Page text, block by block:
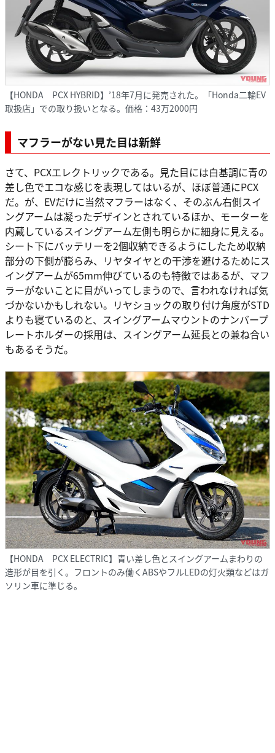
【HONDA PCX HYBRID】’18年7月に発売された。「Honda二輪EV
取扱店」での取り扱いとなる。価格：43万2000円
マフラーがない見た目は新鮮
さて、PCXエレクトリックである。見た目には白基調に青の
差し色でエコな感じを表現してはいるが、ほぼ普通にPCX
だ。が、EVだけに当然マフラーはなく、そのぶん右側スイ
ングアームは凝ったデザインとされているほか、モーターを
内蔵しているスイングアーム左側も明らかに細身に見える。
シート下にバッテリーを2個収納できるようにしたため収納
部分の下側が膨らみ、リヤタイヤとの干渉を避けるためにス
イングアームが65mm伸びているのも特徴ではあるが、マフ
ラーがないことに目がいってしまうので、言われなければ気
づかないかもしれない。リヤショックの取り付け角度がSTD
よりも寝ているのと、スイングアームマウントのナンバープ
レートホルダーの採用は、スイングアーム延長との兼ね合い
もあるそうだ。
【HONDA PCX ELECTRIC】青い差し色とスイングアームまわりの
造形が目を引く。フロントのみ働くABSやフルLEDの灯火類などはガ
ソリン車に準じる。